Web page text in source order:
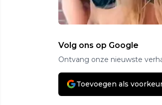
Volg ons op Google
Ontvang onze nieuwste
Toevoegen als